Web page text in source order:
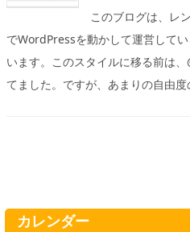
このブログは、レ
でWordPressを動かして運営して
います。このスタイルに移る前は
てました。ですが、あまりの自由度
カレンダー